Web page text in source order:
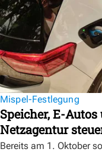
Mispel-Festlegung
Speicher, E-
Netzagentur
Bereits am 1. Oktober